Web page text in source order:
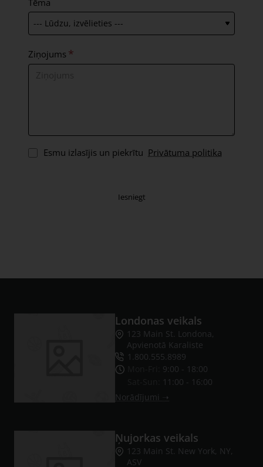
Ziņojums
Esmu izlasījis un piekrītu Privātuma politika
Iesniegt
Londonas veikals
123 Main St. Londona,
Apvienotā Karaliste
1.800.555.8989
9:00 - 18:00
11:00 - 16:00
Norādījumi ➝
Ņujorkas veikals
123 Main St. New York, NY,
ASV